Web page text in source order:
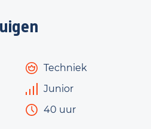
Techniek
Junior
40 uur